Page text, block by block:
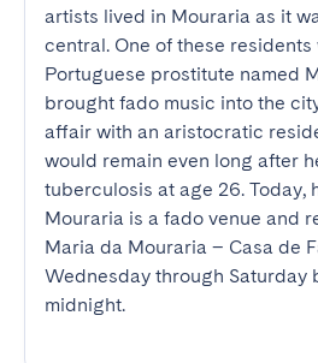
artists lived in Mouraria as it
central. One of these residents
Portuguese prostitute named
brought fado music into the
affair with an aristocratic
would remain even long after
tuberculosis at age 26. Today,
Mouraria is a fado venue and
Maria da Mouraria – Casa de
Wednesday through Saturday
midnight.